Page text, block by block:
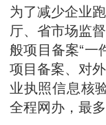
为了减少企业
厅、省市场监
般项目备案“一
项目备案、对
业执照信息核
全程网办，最